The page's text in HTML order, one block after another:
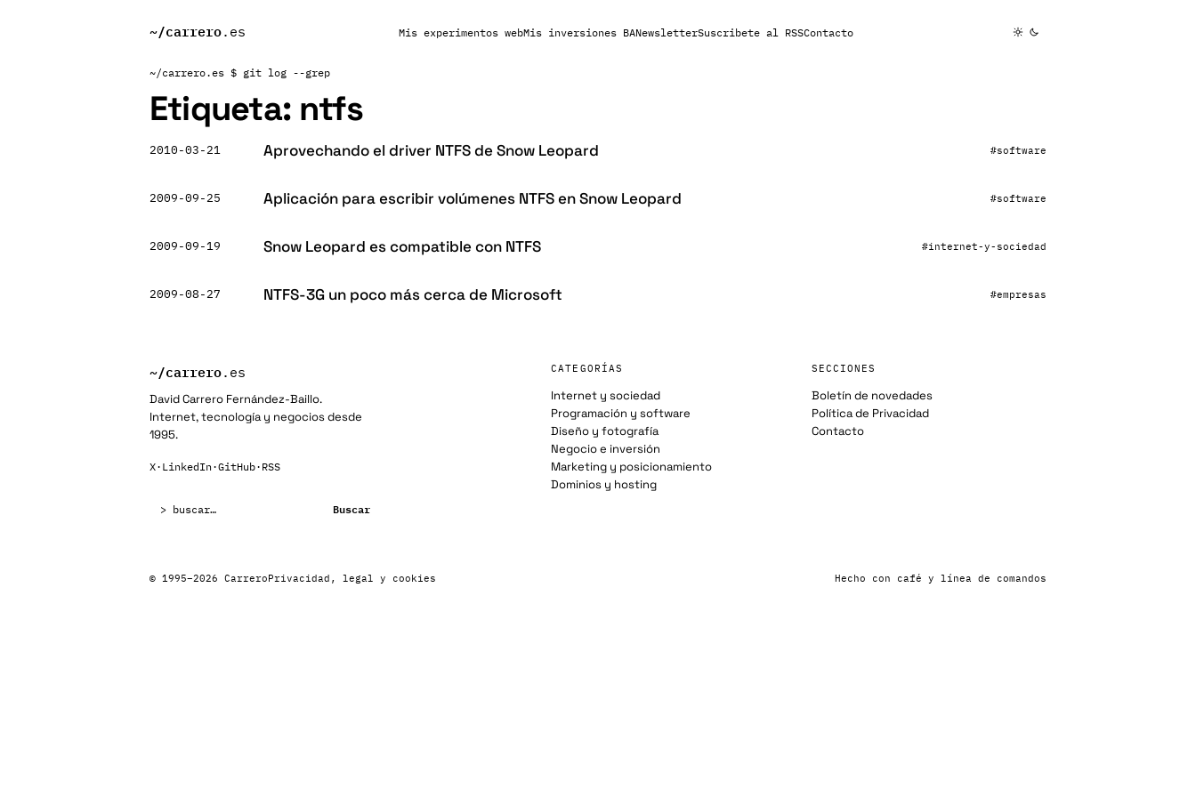
~/carrero.es Mis experimentos webMis inversiones BANewsletterSuscribete al RSSContacto
~/carrero.es $ git log --grep
Etiqueta: ntfs
2010-03-21 Aprovechando el driver NTFS de Snow Leopard #software
2009-09-25 Aplicación para escribir volúmenes NTFS en Snow Leopard #software
2009-09-19 Snow Leopard es compatible con NTFS #internet-y-sociedad
2009-08-27 NTFS-3G un poco más cerca de Microsoft #empresas
~/carrero.es
David Carrero Fernández-Baillo.
Internet, tecnología y negocios desde
1995.
X· LinkedIn·GitHub· RSS
Buscar
CATEGORÍAS
Internet y sociedad
Programación y software
Diseño y fotografía
Negocio e inversión
Marketing y posicionamiento
Dominios y hosting
SECCIONES
Boletín de novedades
Política de Privacidad
Contacto
© 1995–2026 CarreroPrivacidad, legal y cookies Hecho con café y línea de comandos